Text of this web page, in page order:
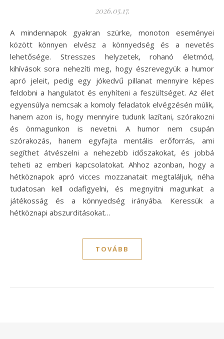
2026.05.17.
A mindennapok gyakran szürke, monoton eseményei
között könnyen elvész a könnyedség és a nevetés
lehetősége. Stresszes helyzetek, rohanó életmód,
kihívások sora nehezíti meg, hogy észrevegyük a humor
apró jeleit, pedig egy jókedvű pillanat mennyire képes
feldobni a hangulatot és enyhíteni a feszültséget. Az élet
egyensúlya nemcsak a komoly feladatok elvégzésén múlik,
hanem azon is, hogy mennyire tudunk lazítani, szórakozni
és önmagunkon is nevetni. A humor nem csupán
szórakozás, hanem egyfajta mentális erőforrás, ami
segíthet átvészelni a nehezebb időszakokat, és jobbá
teheti az emberi kapcsolatokat. Ahhoz azonban, hogy a
hétköznapok apró vicces mozzanatait megtaláljuk, néha
tudatosan kell odafigyelni, és megnyitni magunkat a
játékosság és a könnyedség irányába. Keressük a
hétköznapi abszurditásokat…
TOVÁBB